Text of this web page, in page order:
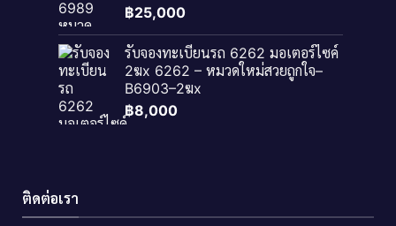
฿25,000
รับจองทะเบียนรถ 6262 มอเตอร์ไซค์
2ฆx 6262 – หมวดใหม่สวยถูกใจ–
B6903–2ฆx
฿8,000
ติดต่อเรา